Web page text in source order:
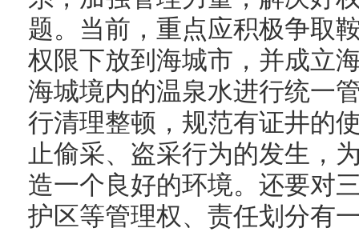
题。当前，重点应积极争取
权限下放到海城市，并成立
海城境内的温泉水进行统一
行清理整顿，规范有证井的
止偷采、盗采行为的发生，
造一个良好的环境。还要对
护区等管理权、责任划分有